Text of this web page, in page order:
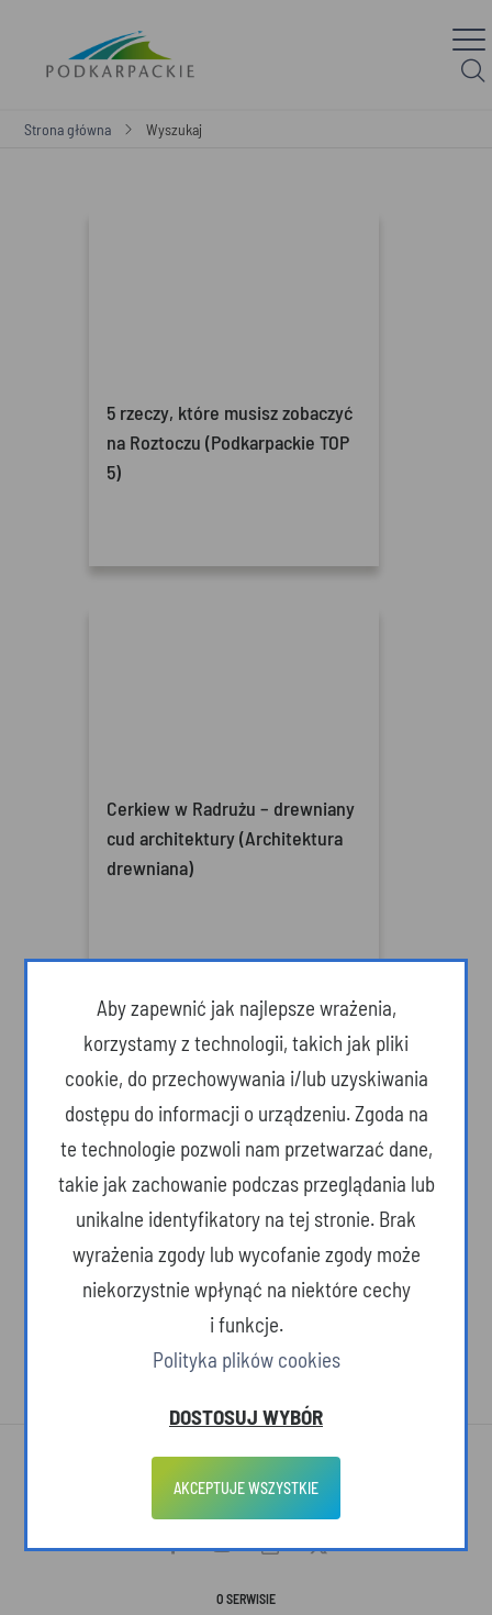
Strona główna Wyszukaj
5 rzeczy, które musisz zobaczyć
na Roztoczu (Podkarpackie TOP
5)
Cerkiew w Radrużu – drewniany
cud architektury (Architektura
drewniana)
Podkarpackie świątynie na liście
UNESCO (Najciekawsze atrakcje)
O SERWISIE
Aby zapewnić jak najlepsze wrażenia,
korzystamy z technologii, takich jak pliki
cookie, do przechowywania i/lub uzyskiwania
dostępu do informacji o urządzeniu. Zgoda na
te technologie pozwoli nam przetwarzać dane,
takie jak zachowanie podczas przeglądania lub
unikalne identyfikatory na tej stronie. Brak
wyrażenia zgody lub wycofanie zgody może
niekorzystnie wpłynąć na niektóre cechy
i funkcje.
Polityka plików cookies
DOSTOSUJ WYBÓR
AKCEPTUJE WSZYSTKIE